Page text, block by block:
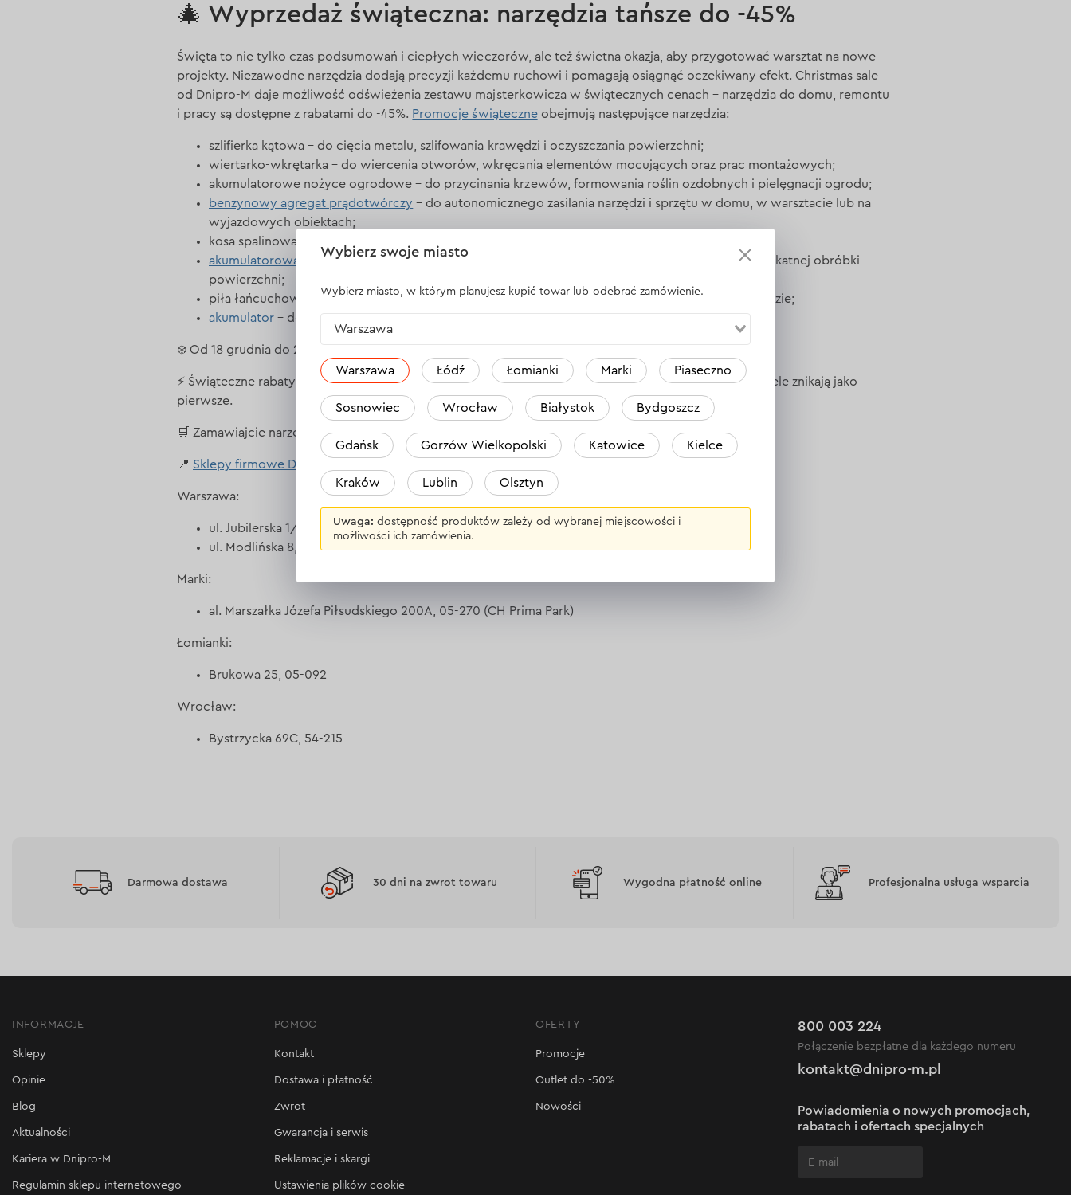
🎄 Wyprzedaż świąteczna: narzędzia tańsze do -45%
Święta to nie tylko czas podsumowań i ciepłych wieczorów, ale też świetna okazja, aby przygotować warsztat na nowe
projekty. Niezawodne narzędzia dodają precyzji każdemu ruchowi i pomagają osiągnąć oczekiwany efekt. Christmas sale
od Dnipro-M daje możliwość odświeżenia zestawu majsterkowicza w świątecznych cenach – narzędzia do domu, remontu
i pracy są dostępne z rabatami do -45%. Promocje świąteczneobejmują następujące narzędzia:
szlifierka kątowa – do cięcia metalu, szlifowania krawędzi i oczyszczania powierzchni;
wiertarko-wkrętarka – do wiercenia otworów, wkręcania elementów mocujących oraz prac montażowych;
akumulatorowe nożyce ogrodowe – do przycinania krzewów, formowania roślin ozdobnych i pielęgnacji ogrodu;
benzynowy agregat prądotwórczy – do autonomicznego zasilania narzędzi i sprzętu w domu, w warsztacie lub na
wyjazdowych obiektach;
kosa spalinowa – do koszenia trawy, chwastów i pielęgnacji terenu wokół domu;
akumulatorowa polerka– do polerowania samochodu, odświeżania powłoki lakierniczej oraz delikatnej obróbki
powierzchni;
piła łańcuchowa – do rozkroju drewna, przygotowania opału, przycinania gałęzi i pracy w ogrodzie;
akumulator – do zasilania narzędzi, zapewnienia mobilności i ciągłej pracy.
❄️ Od 18 grudnia do 2 stycznia trwa świąteczna wyprzedaż – narzędzia tańsze do -45%!
⚡ Świąteczne rabaty na produkty są ograniczone, więc nie odkładajcie decyzji: najpopularniejsze modele znikają jako
pierwsze.
🛒 Zamawiajcie narzędzia online na stronie dnipro-m.pl lub odwiedźcie nasze sklepy stacjonarne.
📍 Sklepy firmowe Dnipro-M w Polsce
Warszawa:
ul. Jubilerska 1/3, 04-190 (CH King Cross Praga)
ul. Modlińska 8, 03-216 (CH Auchan Warszawa Modlińska)
Marki:
al. Marszałka Józefa Piłsudskiego 200A, 05-270 (CH Prima Park)
Łomianki:
Brukowa 25, 05-092
Wrocław:
Bystrzycka 69C, 54-215
Darmowa dostawa 30 dni na zwrot towaru Wygodna płatność online Profesjonalna usługa wsparcia
INFORMACJE
Sklepy
Opinie
Blog
Aktualności
Kariera w Dnipro-M
Regulamin sklepu internetowego
POMOC
Kontakt
Dostawa i płatność
Zwrot
Gwarancja i serwis
Reklamacje i skargi
Ustawienia plików cookie
OFERTY
Promocje
Outlet do -50%
Nowości
800 003 224
Połączenie bezpłatne dla każdego numeru
kontakt@dnipro-m.pl
Powiadomienia o nowych promocjach,
rabatach i ofertach specjalnych
Wybierz swoje miasto
Wybierz miasto, w którym planujesz kupić towar lub odebrać zamówienie.
Warszawa
Warszawa Łódź Łomianki Marki Piaseczno
Sosnowiec Wrocław Białystok Bydgoszcz
Gdańsk Gorzów Wielkopolski Katowice Kielce
Kraków Lublin Olsztyn
Uwaga: dostępność produktów zależy od wybranej miejscowości i
możliwości ich zamówienia.